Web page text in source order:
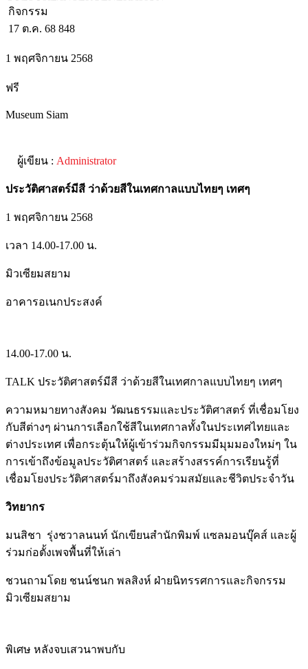
กิจกรรม
17 ต.ค. 68 848
1 พฤศจิกายน 2568
ฟรี
Museum Siam
ผู้เขียน : Administrator
ประวัติศาสตร์มีสี ว่าด้วยสีในเทศกาลแบบไทยๆ เทศๆ
1 พฤศจิกายน 2568
เวลา 14.00-17.00 น.
มิวเซียมสยาม
อาคารอเนกประสงค์
14.00-17.00 น.
TALK ประวัติศาสตร์มีสี ว่าด้วยสีในเทศกาลแบบไทยๆ เทศๆ
ความหมายทางสังคม วัฒนธรรมและประวัติศาสตร์ ที่เชื่อมโยง
กับสีต่างๆ ผ่านการเลือกใช้สีในเทศกาลทั้งในประเทศไทยและ
ต่างประเทศ เพื่อกระตุ้นให้ผู้เข้าร่วมกิจกรรมมีมุมมองใหม่ๆ ใน
การเข้าถึงข้อมูลประวัติศาสตร์ และสร้างสรรค์การเรียนรู้ที่
เชื่อมโยงประวัติศาสตร์มาถึงสังคมร่วมสมัยและชีวิตประจำวัน
วิทยากร
มนสิชา รุ่งชวาลนนท์ นักเขียนสำนักพิมพ์ แซลมอนบุ๊คส์ และผู้
ร่วมก่อตั้งเพจพื้นที่ให้เล่า
ชวนถามโดย ชนน์ชนก พลสิงห์ ฝ่ายนิทรรศการและกิจกรรม
มิวเซียมสยาม
พิเศษ หลังจบเสวนาพบกับ